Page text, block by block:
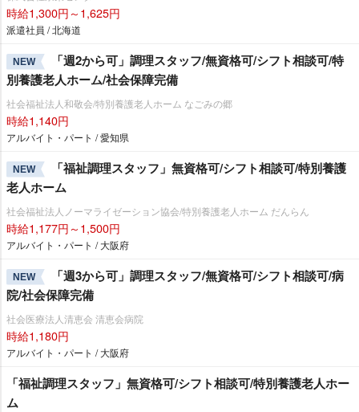
時給1,300円～1,625円
派遣社員 / 北海道
NEW
「週2から可」調理スタッフ/無資格可/シフト相談可/特
別養護老人ホーム/社会保障完備
社会福祉法人和敬会/特別養護老人ホーム なごみの郷
時給1,140円
アルバイト・パート / 愛知県
NEW
「福祉調理スタッフ」無資格可/シフト相談可/特別養護
老人ホーム
社会福祉法人ノーマライゼーション協会/特別養護老人ホーム だんらん
時給1,177円～1,500円
アルバイト・パート / 大阪府
NEW
「週3から可」調理スタッフ/無資格可/シフト相談可/病
院/社会保障完備
社会医療法人清恵会 清恵会病院
時給1,180円
アルバイト・パート / 大阪府
「福祉調理スタッフ」無資格可/シフト相談可/特別養護老人ホー
ム